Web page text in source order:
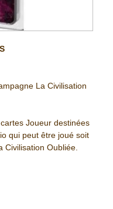
La Civilisation
Joueur destinées
qui peut être joué soit
Oubliée.